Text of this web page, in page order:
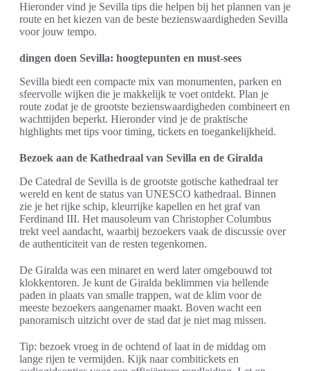
Hieronder vind je Sevilla tips die helpen bij het plannen van je
route en het kiezen van de beste bezienswaardigheden Sevilla
voor jouw tempo.
dingen doen Sevilla: hoogtepunten en must-sees
Sevilla biedt een compacte mix van monumenten, parken en
sfeervolle wijken die je makkelijk te voet ontdekt. Plan je
route zodat je de grootste bezienswaardigheden combineert en
wachttijden beperkt. Hieronder vind je de praktische
highlights met tips voor timing, tickets en toegankelijkheid.
Bezoek aan de Kathedraal van Sevilla en de Giralda
De Catedral de Sevilla is de grootste gotische kathedraal ter
wereld en kent de status van UNESCO kathedraal. Binnen
zie je het rijke schip, kleurrijke kapellen en het graf van
Ferdinand III. Het mausoleum van Christopher Columbus
trekt veel aandacht, waarbij bezoekers vaak de discussie over
de authenticiteit van de resten tegenkomen.
De Giralda was een minaret en werd later omgebouwd tot
klokkentoren. Je kunt de Giralda beklimmen via hellende
paden in plaats van smalle trappen, wat de klim voor de
meeste bezoekers aangenamer maakt. Boven wacht een
panoramisch uitzicht over de stad dat je niet mag missen.
Tip: bezoek vroeg in de ochtend of laat in de middag om
lange rijen te vermijden. Kijk naar combitickets en